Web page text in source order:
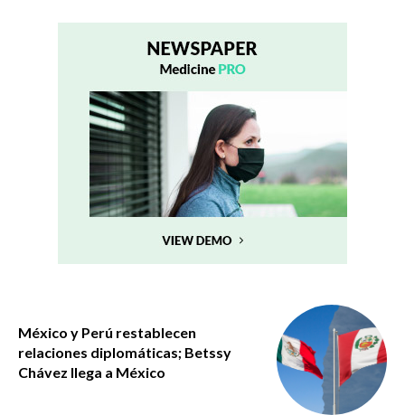
México y Perú restablecen
relaciones diplomáticas; Betssy
Chávez llega a México